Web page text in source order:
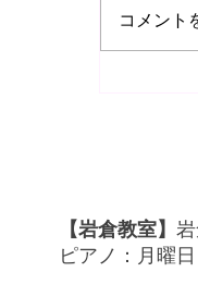
コメント
【岩倉教室】
ピアノ：月曜